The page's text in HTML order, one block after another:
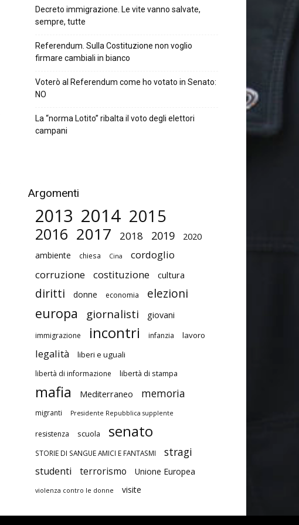
Decreto immigrazione. Le vite vanno salvate,
sempre, tutte
Referendum. Sulla Costituzione non voglio
firmare cambiali in bianco
Voterò al Referendum come ho votato in Senato:
NO
La “norma Lotito” ribalta il voto degli elettori
campani
Argomenti
2013 2014 2015
2016 2017 2018 2019 2020
ambiente chiesa Cina
cordoglio
corruzione
costituzione cultura
diritti donne economia elezioni
europa giornalisti giovani
immigrazione incontri infanzia lavoro
legalità liberi e uguali
libertà di informazione libertà di stampa
mafia Mediterraneo memoria
migranti Presidente Repubblica supplente
resistenza scuola senato
STORIE DI SANGUE AMICI E FANTASMI stragi
studenti terrorismo Unione Europea
violenza contro le donne visite